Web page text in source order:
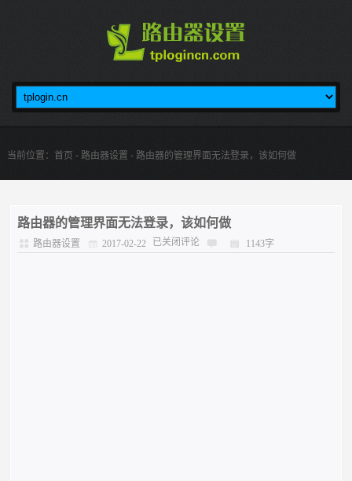
当前位置： 首页 - 路由器设置 - 路由器的管理界面无法登录，该如何做
路由器的管理界面无法登录，该如何做
路由器设置 2017-02-22 已关闭评论 1143字